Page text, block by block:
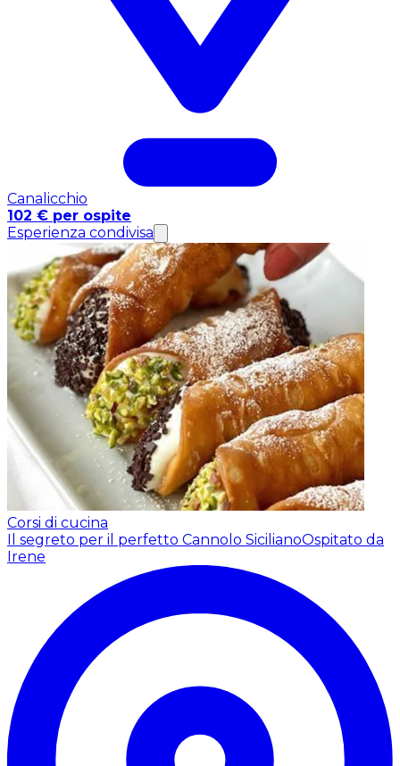
Canalicchio
102 € per ospite
Esperienza condivisa
Corsi di cucina
Il segreto per il perfetto Cannolo SicilianoOspitato da
Irene